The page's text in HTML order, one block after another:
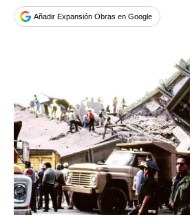
Añadir Expansión Obras en Google